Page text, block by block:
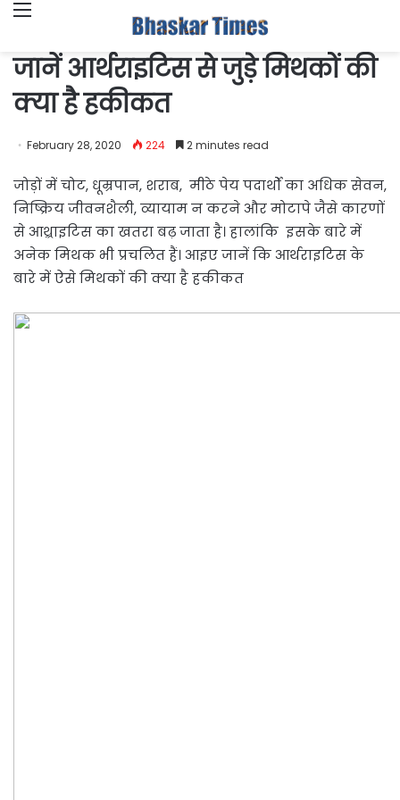
जानें आर्थराइटिस से जुड़े मिथकों की
क्या है हकीकत
February 28, 2020 224 2 minutes read
जोड़ों में चोट, धूम्रपान, शराब, मीठे पेय पदार्थों का अधिक सेवन,
निष्क्रिय जीवनशैली, व्यायाम न करने और मोटापे जैसे कारणों
से आथ्र्राइटिस का खतरा बढ़ जाता है। हालांकि इसके बारे में
अनेक मिथक भी प्रचलित हैं। आइए जानें कि आर्थराइटिस के
बारे में ऐसे मिथकों की क्या है हकीकत